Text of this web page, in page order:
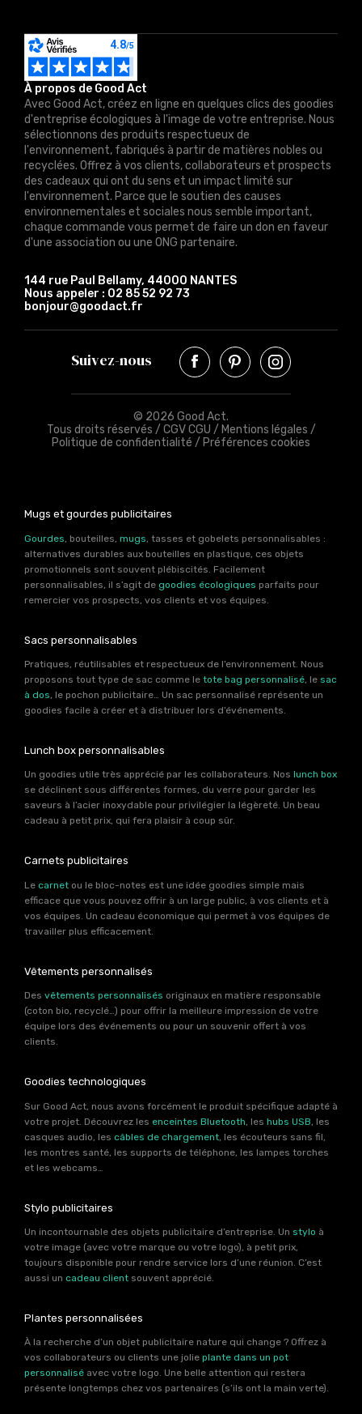
À propos de Good Act
Avec Good Act, créez en ligne en quelques clics des goodies
d'entreprise écologiques à l'image de votre entreprise. Nous
sélectionnons des produits respectueux de
l'environnement, fabriqués à partir de matières nobles ou
recyclées. Offrez à vos clients, collaborateurs et prospects
des cadeaux qui ont du sens et un impact limité sur
l'environnement. Parce que le soutien des causes
environnementales et sociales nous semble important,
chaque commande vous permet de faire un don en faveur
d'une association ou une ONG partenaire.
144 rue Paul Bellamy, 44000 NANTES
Nous appeler : 02 85 52 92 73
bonjour@goodact.fr
Suivez-nous
© 2026 Good Act.
Tous droits réservés / CGV CGU / Mentions légales /
Politique de confidentialité / Préférences cookies
Mugs et gourdes publicitaires
Gourdes , bouteilles, mugs , tasses et gobelets personnalisables :
alternatives durables aux bouteilles en plastique, ces objets
promotionnels sont souvent plébiscités. Facilement
personnalisables, il s’agit de goodies écologiques parfaits pour
remercier vos prospects, vos clients et vos équipes.
Sacs personnalisables
Pratiques, réutilisables et respectueux de l’environnement. Nous
proposons tout type de sac comme le tote bag personnalisé, le sac
à dos, le pochon publicitaire… Un sac personnalisé représente un
goodies facile à créer et à distribuer lors d’événements.
Lunch box personnalisables
Un goodies utile très apprécié par les collaborateurs. Nos lunch box
se déclinent sous différentes formes, du verre pour garder les
saveurs à l’acier inoxydable pour privilégier la légèreté. Un beau
cadeau à petit prix, qui fera plaisir à coup sûr.
Carnets publicitaires
Le carnet ou le bloc-notes est une idée goodies simple mais
efficace que vous pouvez offrir à un large public, à vos clients et à
vos équipes. Un cadeau économique qui permet à vos équipes de
travailler plus efficacement.
Vêtements personnalisés
Des vêtements personnalisés originaux en matière responsable
(coton bio, recyclé…) pour offrir la meilleure impression de votre
équipe lors des événements ou pour un souvenir offert à vos
clients.
Goodies technologiques
Sur Good Act, nous avons forcément le produit spécifique adapté à
votre projet. Découvrez les enceintes Bluetooth , les hubs USB , les
casques audio, les câbles de chargement , les écouteurs sans fil,
les montres santé, les supports de téléphone, les lampes torches
et les webcams…
Stylo publicitaires
Un incontournable des objets publicitaire d’entreprise. Un stylo à
votre image (avec votre marque ou votre logo), à petit prix,
toujours disponible pour rendre service lors d’une réunion. C’est
aussi un cadeau client souvent apprécié.
Plantes personnalisées
À la recherche d’un objet publicitaire nature qui change ? Offrez à
vos collaborateurs ou clients une jolie plante dans un pot
personnalisé avec votre logo. Une belle attention qui restera
présente longtemps chez vos partenaires (s’ils ont la main verte).